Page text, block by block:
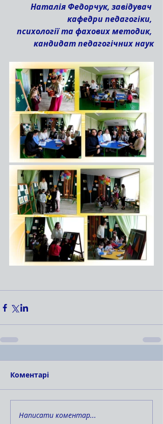
Наталія Федорчук, завідувач
кафедри педагогіки,
психології та фахових методик,
кандидат педагогічних наук
Коментарі
Написати коментар...